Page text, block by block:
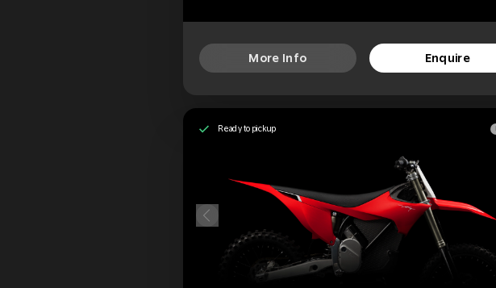
More Info Enquire
Ready to pickup